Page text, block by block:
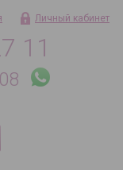
11
Личный кабинет